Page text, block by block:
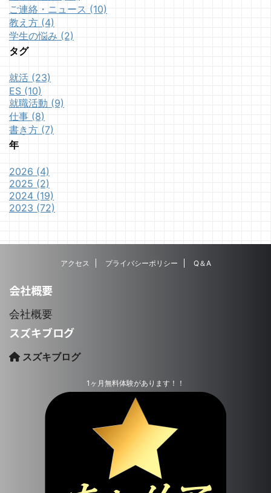
ご連絡・ニュース (10)
教え方 (4)
学生の悩み (2)
タグ
就活 (23)
ES (10)
就職活動 (9)
仕事 (8)
書き方 (7)
年
2026 (4)
2025 (2)
2024 (19)
2023 (72)
アクセス プライバシーポリシー Q＆A
会社概要
会社概要
スズキブログ
スズキブログ
1ヶ月無料体験があります！！